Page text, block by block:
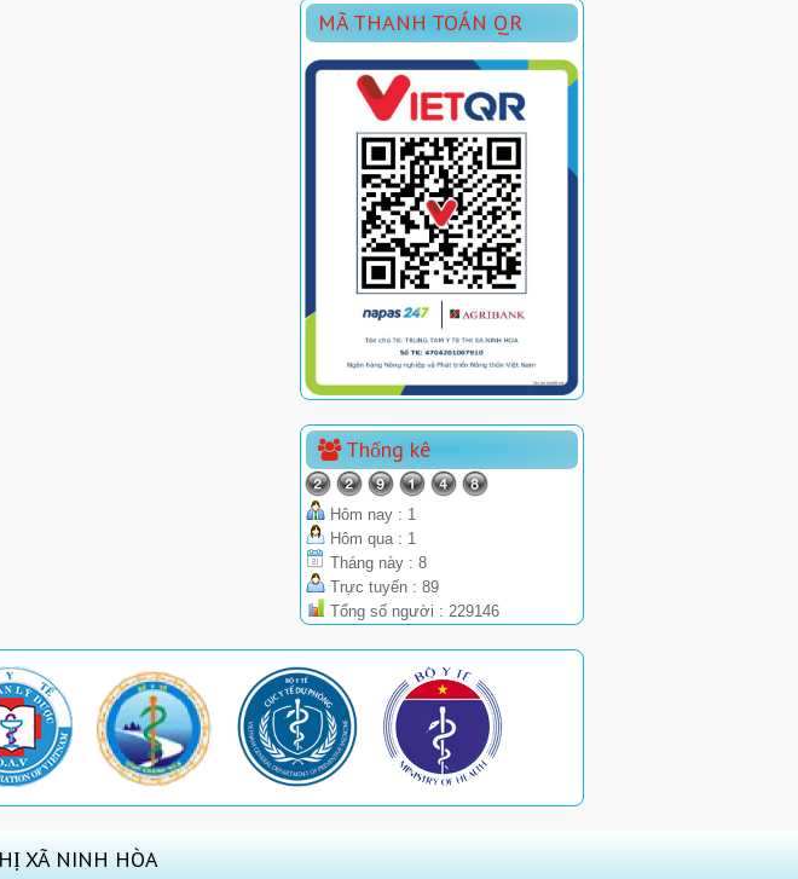
MÃ THANH TOÁN QR
Thống kê
Hôm nay : 1
Hôm qua : 1
Tháng này : 8
Trực tuyến : 89
Tổng số người : 229146
XÃ NINH HÒA